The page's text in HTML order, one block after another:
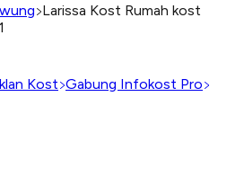
Larissa Kost Rumah kost
Kost Gabung Infokost Pro